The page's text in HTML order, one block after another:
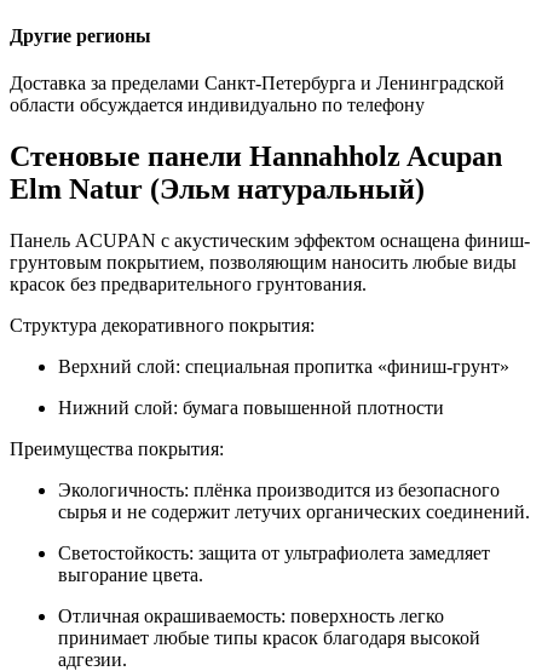
Другие регионы
Доставка за пределами Санкт-Петербурга и Ленинградской
области обсуждается индивидуально по телефону
Стеновые панели Hannahholz Acupan
Elm Natur (Эльм натуральный)
Панель ACUPAN с акустическим эффектом оснащена финиш-
грунтовым покрытием, позволяющим наносить любые виды
красок без предварительного грунтования.
Структура декоративного покрытия:
Верхний слой: специальная пропитка «финиш-грунт»
Нижний слой: бумага повышенной плотности
Преимущества покрытия:
Экологичность: плёнка производится из безопасного
сырья и не содержит летучих органических соединений.
Светостойкость: защита от ультрафиолета замедляет
выгорание цвета.
Отличная окрашиваемость: поверхность легко
принимает любые типы красок благодаря высокой
адгезии.